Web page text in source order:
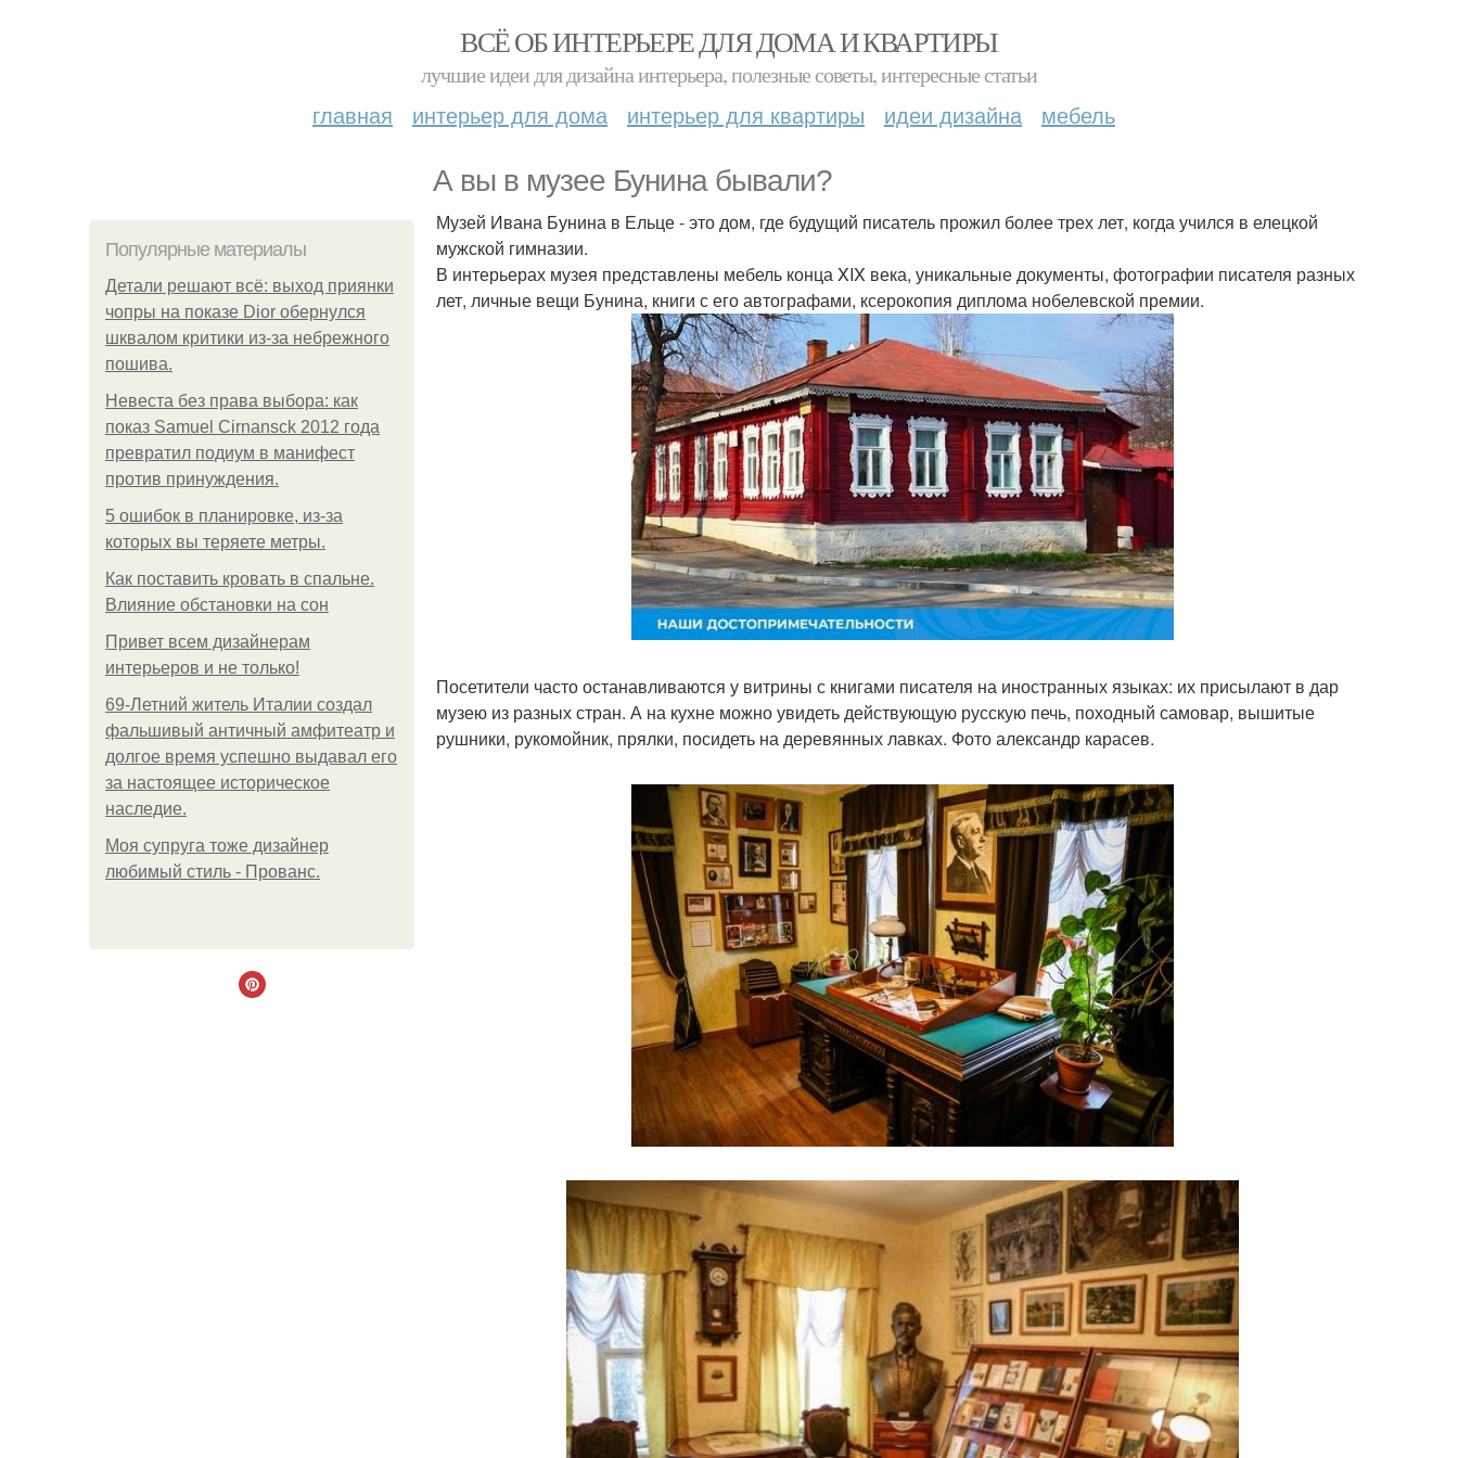
ВСЁ ОБ ИНТЕРЬЕРЕ ДЛЯ ДОМА И КВАРТИРЫ
лучшие идеи для дизайна интерьера, полезные советы, интересные статьи
главная интерьер для дома интерьер для квартиры идеи дизайна мебель
А вы в музее Бунина бывали?
Популярные материалы
Детали решают всё: выход приянки
чопры на показе Dior обернулся
шквалом критики из-за небрежного
пошива.
Невеста без права выбора: как
показ Samuel Cirnansck 2012 года
превратил подиум в манифест
против принуждения.
5 ошибок в планировке, из-за
которых вы теряете метры.
Как поставить кровать в спальне.
Влияние обстановки на сон
Привет всем дизайнерам
интерьеров и не только!
69-Летний житель Италии создал
фальшивый античный амфитеатр и
долгое время успешно выдавал его
за настоящее историческое
наследие.
Моя супруга тоже дизайнер
любимый стиль - Прованс.
Музей Ивана Бунина в Ельце - это дом, где будущий писатель прожил более трех лет, когда учился в елецкой
мужской гимназии.
В интерьерах музея представлены мебель конца XIX века, уникальные документы, фотографии писателя разных
лет, личные вещи Бунина, книги с его автографами, ксерокопия диплома нобелевской премии.
Посетители часто останавливаются у витрины с книгами писателя на иностранных языках: их присылают в дар
музею из разных стран. А на кухне можно увидеть действующую русскую печь, походный самовар, вышитые
рушники, рукомойник, прялки, посидеть на деревянных лавках. Фото александр карасев.